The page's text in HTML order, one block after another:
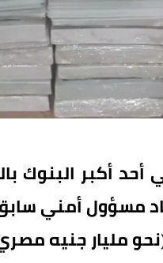
أكبر البنوك
مسؤول أمني